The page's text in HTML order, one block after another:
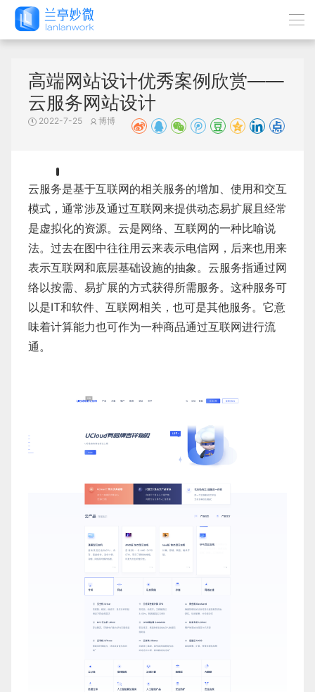
高端网站设计优秀案例欣赏——
云服务网站设计
2022-7-25 博博
云服务是基于互联网的相关服务的增加、使用和交互
模式，通常涉及通过互联网来提供动态易扩展且经常
是虚拟化的资源。云是网络、互联网的一种比喻说
法。过去在图中往往用云来表示电信网，后来也用来
表示互联网和底层基础设施的抽象。云服务指通过网
络以按需、易扩展的方式获得所需服务。这种服务可
以是IT和软件、互联网相关，也可是其他服务。它意
味着计算能力也可作为一种商品通过互联网进行流
通。